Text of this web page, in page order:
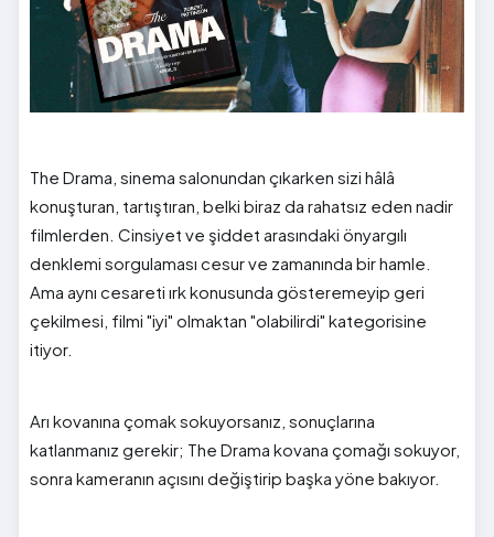
The Drama, sinema salonundan çıkarken sizi hâlâ
konuşturan, tartıştıran, belki biraz da rahatsız eden nadir
filmlerden. Cinsiyet ve şiddet arasındaki önyargılı
denklemi sorgulaması cesur ve zamanında bir hamle.
Ama aynı cesareti ırk konusunda gösteremeyip geri
çekilmesi, filmi "iyi" olmaktan "olabilirdi" kategorisine
itiyor.
Arı kovanına çomak sokuyorsanız, sonuçlarına
katlanmanız gerekir; The Drama kovana çomağı sokuyor,
sonra kameranın açısını değiştirip başka yöne bakıyor.